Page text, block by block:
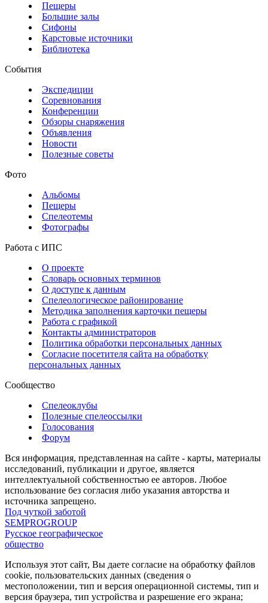
Пещеры
Большие залы
Сифоны
Карстовые источники
Библиотека
События
Экспедиции
Соревнования
Конференции
Обзоры снаряжения
Объявления
Новости
Полезные советы
Фото
Альбомы
Пещеры
Спелеотемы
Фотографы
Работа с ИПС
О проекте
Словарь основных терминов
О доступе к данным
Спелеологическое районирование
Методика заполнения карточки пещеры
Работа с графикой
Контакты администраторов
Политика обработки персональных данных
Согласие посетителя сайта на обработку
персональных данных
Сообщество
Спелеоклубы
Полезные спелеоссылки
Голосования
Форум
Вся информация, представленная на сайте - карты, материалы
исследований, публикации и другое, является
интеллектуальной собственностью ее авторов. Любое
использование без согласия либо указания авторства и
источника запрещено.
Под чуткой заботой
SEMPROGROUP
Русское географическое
общество
Используя этот сайт, Вы даете согласие на обработку файлов
cookie, пользовательских данных (сведения о
местоположении, тип и версия операционной системы, тип и
версия браузера, тип устройства и разрешение его экрана;